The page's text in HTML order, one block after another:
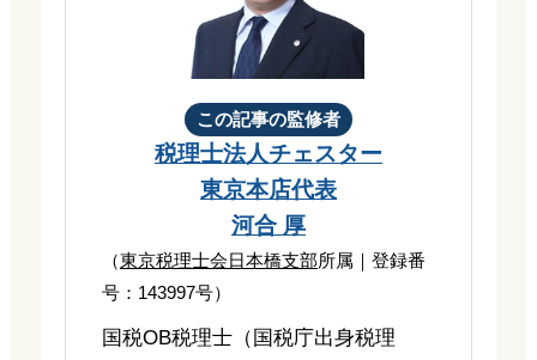
この記事の監修者
税理士法人チェスター
東京本店代表
河合 厚
（東京税理士会日本橋支部所属｜登録番
号：143997号）
国税OB税理士（国税庁出身税理